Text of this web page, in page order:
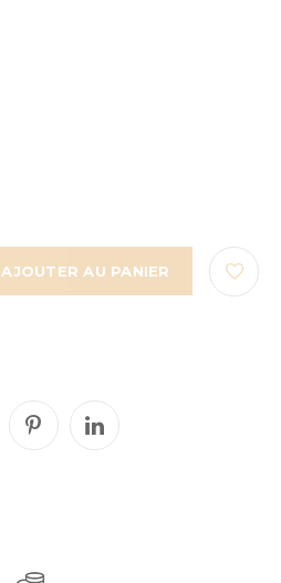
AJOUTER AU PANIER